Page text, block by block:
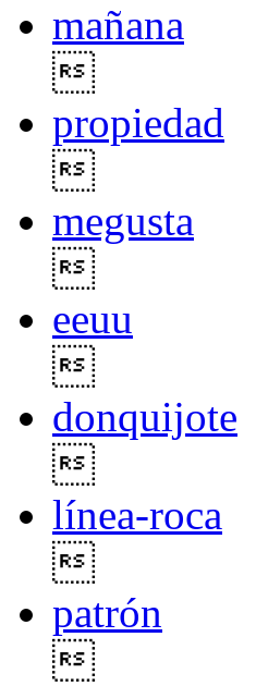
mañana
propiedad
megusta
eeuu
donquijote
línea-roca
patrón